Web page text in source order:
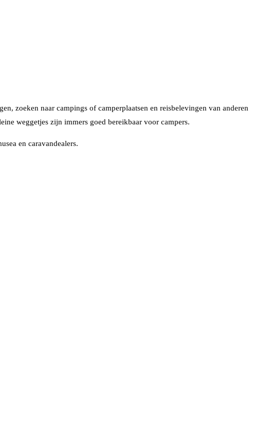
zoeken naar campings of camperplaatsen en reisbelevingen van anderen
weggetjes zijn immers goed bereikbaar voor campers.
en caravandealers.